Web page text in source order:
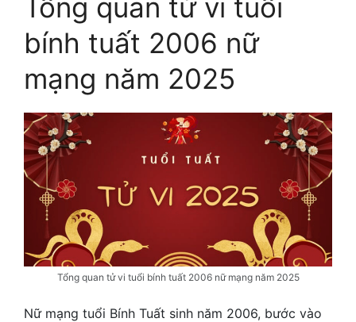
Tổng quan tử vi tuổi
bính tuất 2006 nữ
mạng năm 2025
Tổng quan tử vi tuổi bính tuất 2006 nữ mạng năm 2025
Nữ mạng tuổi Bính Tuất sinh năm 2006, bước vào